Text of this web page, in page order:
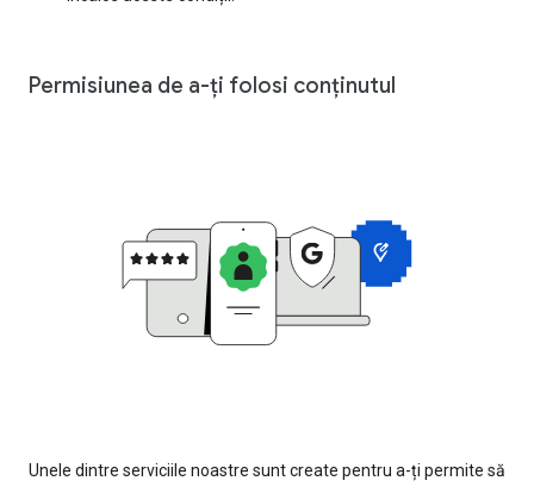
Permisiunea de a-ți folosi conținutul
Unele dintre serviciile noastre sunt create pentru a-ți permite să